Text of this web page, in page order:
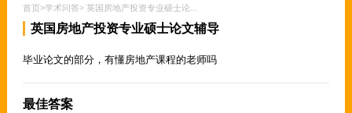
首页>学术问答> 英国房地产投资专业硕士论文辅导
英国房地产投资专业硕士论文辅导
毕业论文的部分，有懂房地产课程的老师吗
最佳答案